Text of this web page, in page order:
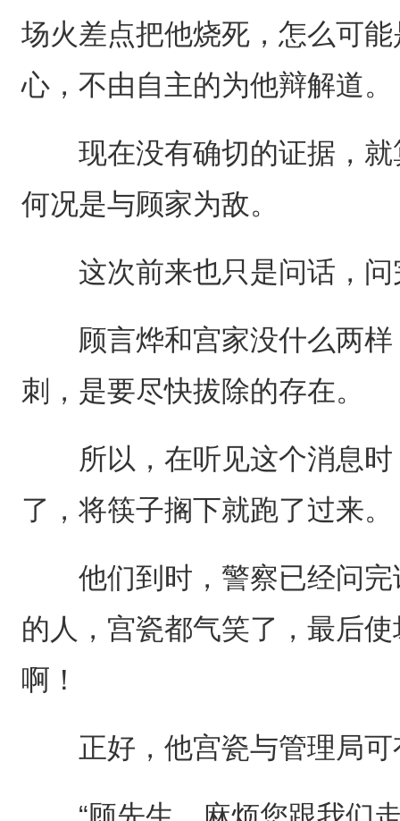
场火差点把他烧死，怎么可
心，不由自主的为他辩解道。
现在没有确切的证据，就
何况是与顾家为敌。
这次前来也只是问话，问
顾言烨和宫家没什么两样
刺，是要尽快拔除的存在。
所以，在听见这个消息时
了，将筷子搁下就跑了过来。
他们到时，警察已经问完
的人，宫瓷都气笑了，最后
啊！
正好，他宫瓷与管理局可